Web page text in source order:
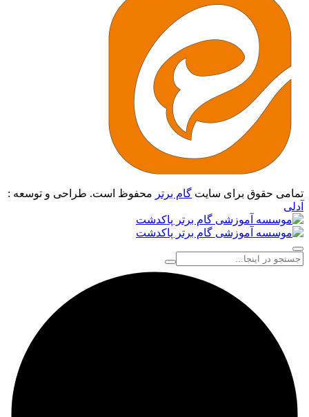
تمامی حقوق برای سایت گام برتر محفوظ است. طراحی و توسعه :
آدلی